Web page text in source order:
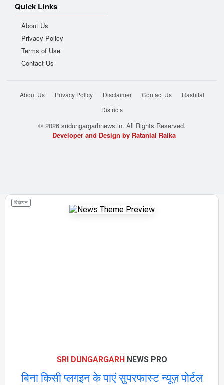
Quick Links
About Us
Privacy Policy
Terms of Use
Contact Us
About Us Privacy Policy Disclaimer Contact Us
Rashifal
Districts
© 2026 sridungargarhnews.in. All Rights Reserved.
Developer and Design by Ratanlal Raika
विज्ञापन
SRI DUNGARGARH NEWS PRO
बिना किसी प्लगइन के पाएं सुपरफास्ट न्यूज़ पोर्टल